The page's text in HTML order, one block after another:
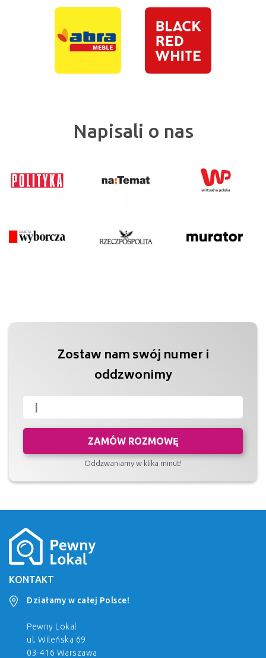
Napisali o nas
Zostaw nam swój numer i
oddzwonimy
ZAMÓW ROZMOWĘ
Oddzwaniamy w klika minut!
KONTAKT
Działamy w całej Polsce!
Pewny Lokal
ul. Wileńska 69
03-416 Warszawa